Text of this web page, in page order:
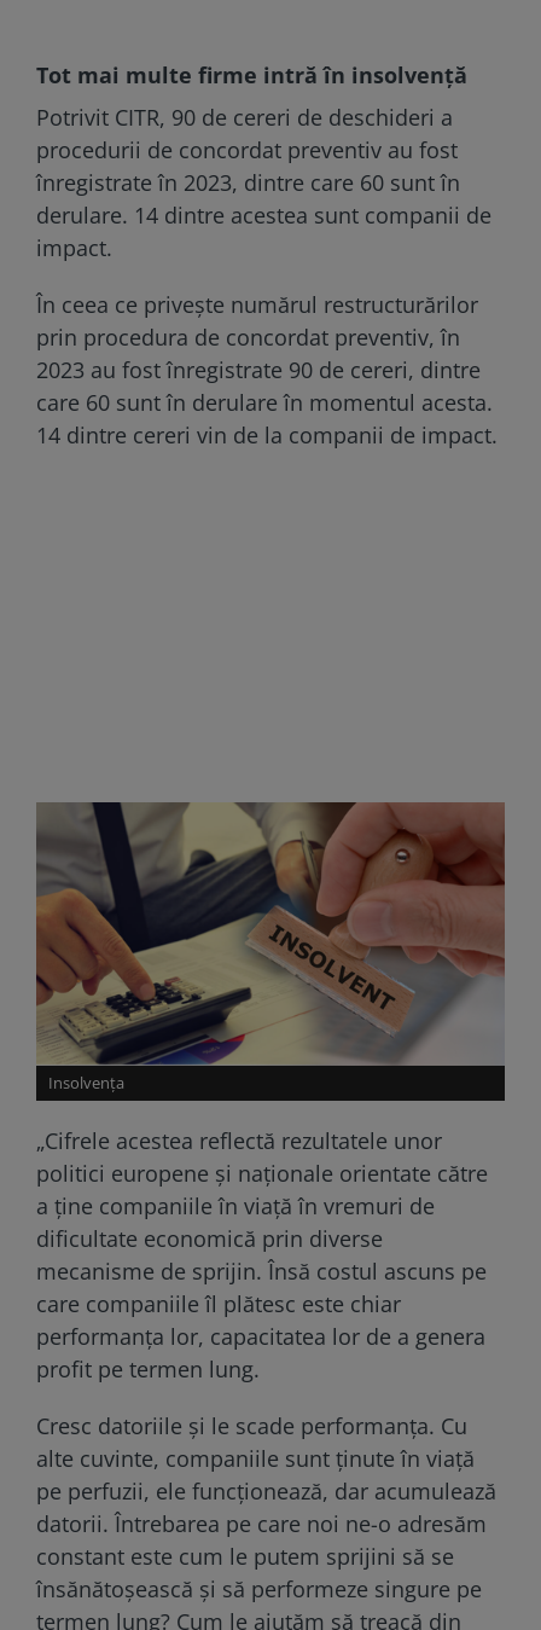
Tot mai multe firme intră în insolvență
Potrivit CITR, 90 de cereri de deschideri a
procedurii de concordat preventiv au fost
înregistrate în 2023, dintre care 60 sunt în
derulare. 14 dintre acestea sunt companii de
impact.
În ceea ce priveşte numărul restructurărilor
prin procedura de concordat preventiv, în
2023 au fost înregistrate 90 de cereri, dintre
care 60 sunt în derulare în momentul acesta.
14 dintre cereri vin de la companii de impact.
Insolvența
„Cifrele acestea reflectă rezultatele unor
politici europene şi naţionale orientate către
a ţine companiile în viaţă în vremuri de
dificultate economică prin diverse
mecanisme de sprijin. Însă costul ascuns pe
care companiile îl plătesc este chiar
performanţa lor, capacitatea lor de a genera
profit pe termen lung.
Cresc datoriile şi le scade performanţa. Cu
alte cuvinte, companiile sunt ţinute în viaţă
pe perfuzii, ele funcţionează, dar acumulează
datorii. Întrebarea pe care noi ne-o adresăm
constant este cum le putem sprijini să se
însănătoşească şi să performeze singure pe
termen lung? Cum le ajutăm să treacă din